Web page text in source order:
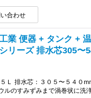
業 便器 + タンク +
リーズ 排水芯305〜
Ｌ 排水芯：３０５〜５４０
ルのすみずみまで渦巻状に洗